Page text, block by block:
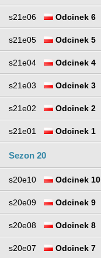
s21e06 Odcinek 6
s21e05 Odcinek 5
s21e04 Odcinek 4
s21e03 Odcinek 3
s21e02 Odcinek 2
s21e01 Odcinek 1
Sezon 20
s20e10 Odcinek 10
s20e09 Odcinek 9
s20e08 Odcinek 8
s20e07 Odcinek 7